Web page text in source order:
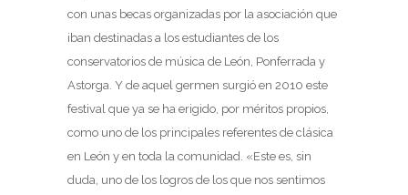
con unas becas organizadas por la asociación que
iban destinadas a los estudiantes de los
conservatorios de música de León, Ponferrada y
Astorga. Y de aquel germen surgió en 2010 este
festival que ya se ha erigido, por méritos propios,
como uno de los principales referentes de clásica
en León y en toda la comunidad. «Este es, sin
duda, uno de los logros de los que nos sentimos